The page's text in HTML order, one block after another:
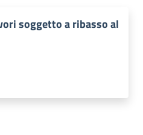
soggetto a ribasso al